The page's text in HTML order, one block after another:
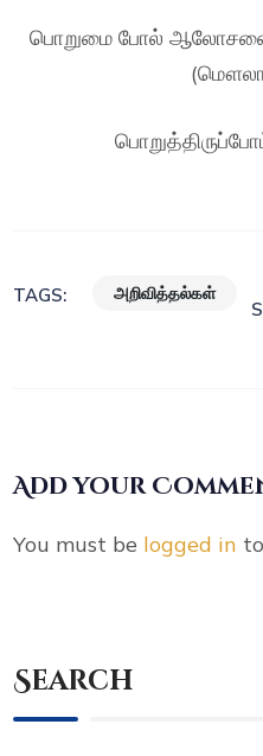
பொறுமை போல் ஆலோசனை
TAGS: அறிவித்தல்கள்
Add your
You must be logged in
Search